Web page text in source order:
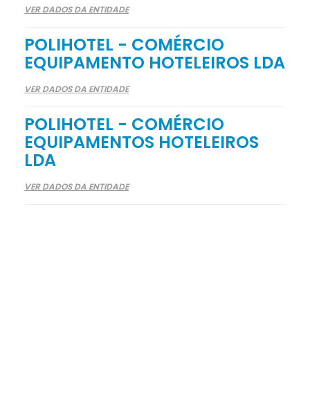
VER DADOS DA ENTIDADE
POLIHOTEL - COMÉRCIO
EQUIPAMENTO HOTELEIROS LDA
VER DADOS DA ENTIDADE
POLIHOTEL - COMÉRCIO
EQUIPAMENTOS HOTELEIROS
LDA
VER DADOS DA ENTIDADE